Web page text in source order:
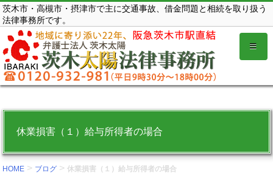
コ
ン
テ
ン
ツ
を
る。
茨木市・高槻市・摂津市で主に交通事故、借金問題と相続を取り扱う
法律事務所です。
休業損害（１）給与所得者の場合
HOME > ブログ >休業損害（１）給与所得者の場合